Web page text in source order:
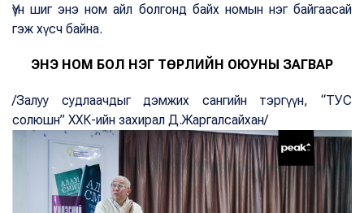
Үүн шиг энэ ном айл болгонд байх номын нэг байгаасай
гэж хүсч байна.
ЭНЭ НОМ БОЛ НЭГ ТӨРЛИЙН ОЮУНЫ ЗАГВАР
/Залуу судлаачдыг дэмжих сангийн тэргүүн, “ТУС
солюшн” ХХК-ийн захирал Д.Жаргалсайхан/